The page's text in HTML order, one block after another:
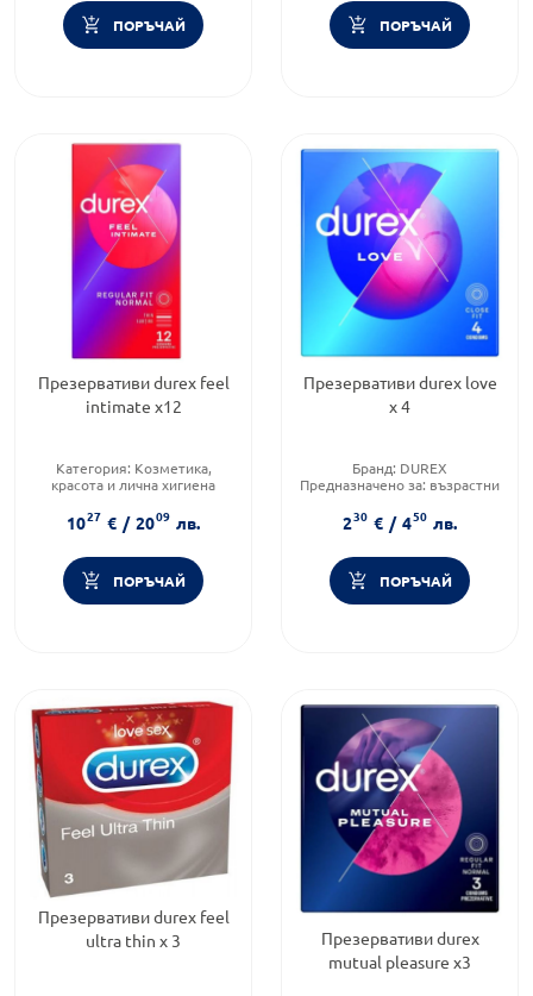
ПОРЪЧАЙ ПОРЪЧАЙ
Презервативи durex feel
intimate x12
Категория: Козметика,
красота и лична хигиена
Приложение:дермално
1027 € / 2009 лв.
ПОРЪЧАЙ
Презервативи durex love
х 4
Бранд: DUREX
Предназначено за: възрастни
230 € / 450 лв.
ПОРЪЧАЙ
Презервативи durex feel
ultra thin x 3
Презервативи durex
mutual pleasure x3